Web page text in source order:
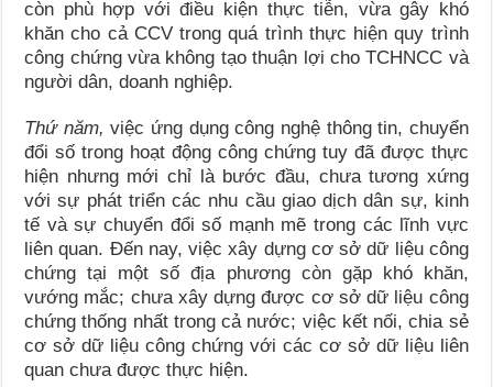
còn phù hợp với điều kiện thực tiễn, vừa gây khó
khăn cho cả CCV trong quá trình thực hiện quy trình
công chứng vừa không tạo thuận lợi cho TCHNCC và
người dân, doanh nghiệp.
Thứ năm, việc ứng dụng công nghệ thông tin, chuyển
đổi số trong hoạt động công chứng tuy đã được thực
hiện nhưng mới chỉ là bước đầu, chưa tương xứng
với sự phát triển các nhu cầu giao dịch dân sự, kinh
tế và sự chuyển đổi số mạnh mẽ trong các lĩnh vực
liên quan. Đến nay, việc xây dựng cơ sở dữ liệu công
chứng tại một số địa phương còn gặp khó khăn,
vướng mắc; chưa xây dựng được cơ sở dữ liệu công
chứng thống nhất trong cả nước; việc kết nối, chia sẻ
cơ sở dữ liệu công chứng với các cơ sở dữ liệu liên
quan chưa được thực hiện.